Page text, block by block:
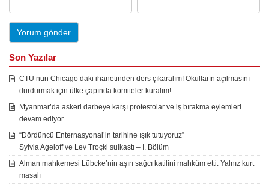
Son Yazılar
CTU’nun Chicago’daki ihanetinden ders çıkaralım! Okulların açılmasını
durdurmak için ülke çapında komiteler kuralım!
Myanmar’da askeri darbeye karşı protestolar ve iş bırakma eylemleri
devam ediyor
“Dördüncü Enternasyonal’in tarihine ışık tutuyoruz”
Sylvia Ageloff ve Lev Troçki suikastı – I. Bölüm
Alman mahkemesi Lübcke’nin aşırı sağcı katilini mahkûm etti: Yalnız kurt
masalı